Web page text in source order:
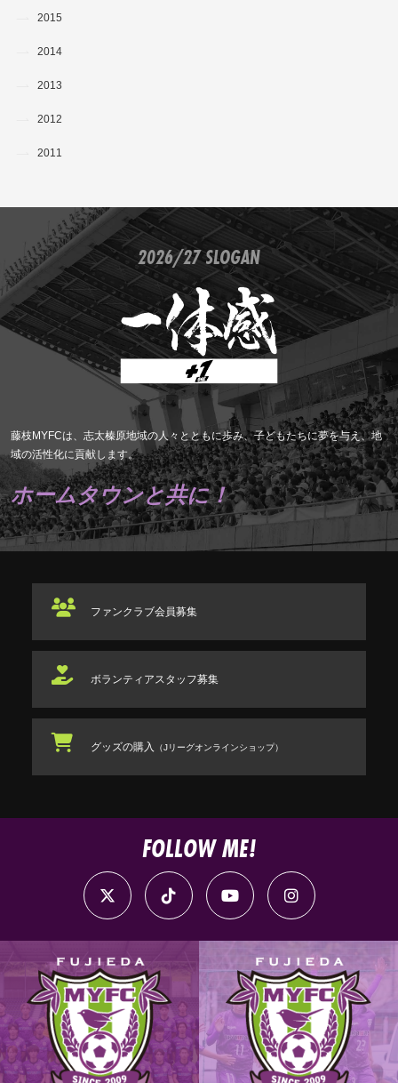
2015
2014
2013
2012
2011
2026/27 SLOGAN
藤枝MYFCは、志太榛原地域の人々とともに歩み、子どもたちに夢を与え、地
域の活性化に貢献します。
ホームタウンと共に！
ファンクラブ会員募集
ボランティアスタッフ募集
グッズの購入 （Jリーグオンラインショップ）
FOLLOW ME!